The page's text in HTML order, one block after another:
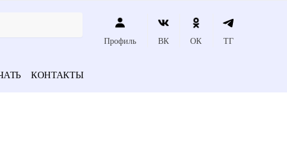
Профиль ВК ОК ТГ
КОНТАКТЫ